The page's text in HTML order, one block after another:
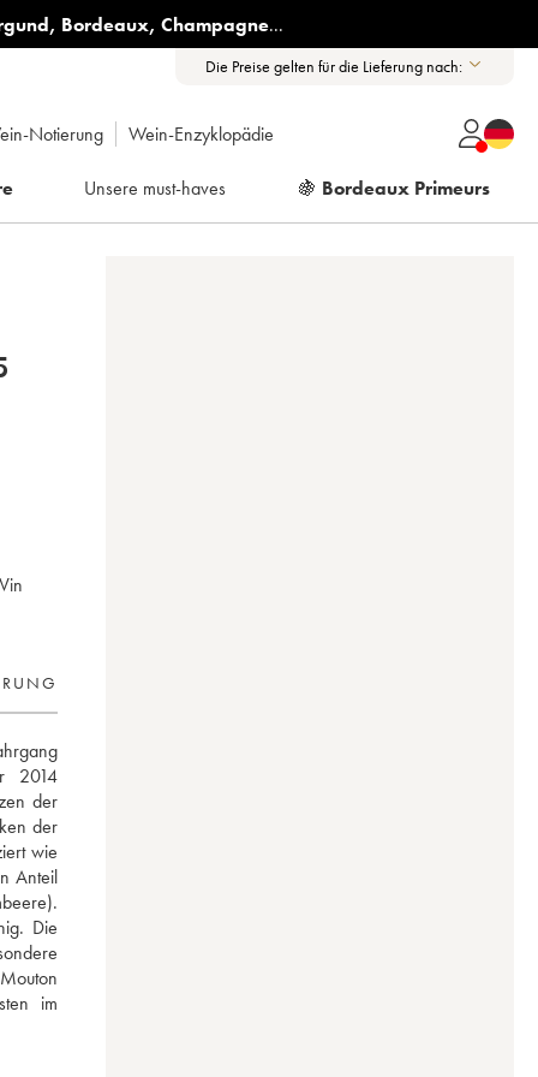
, Bordeaux, Champagne...
Die Preise gelten für die Lieferung nach:
Notierung Wein-Enzyklopädie
Unsere must-haves 🍇 Bordeaux Primeurs
2014
der
der
wie
Anteil
Die
im